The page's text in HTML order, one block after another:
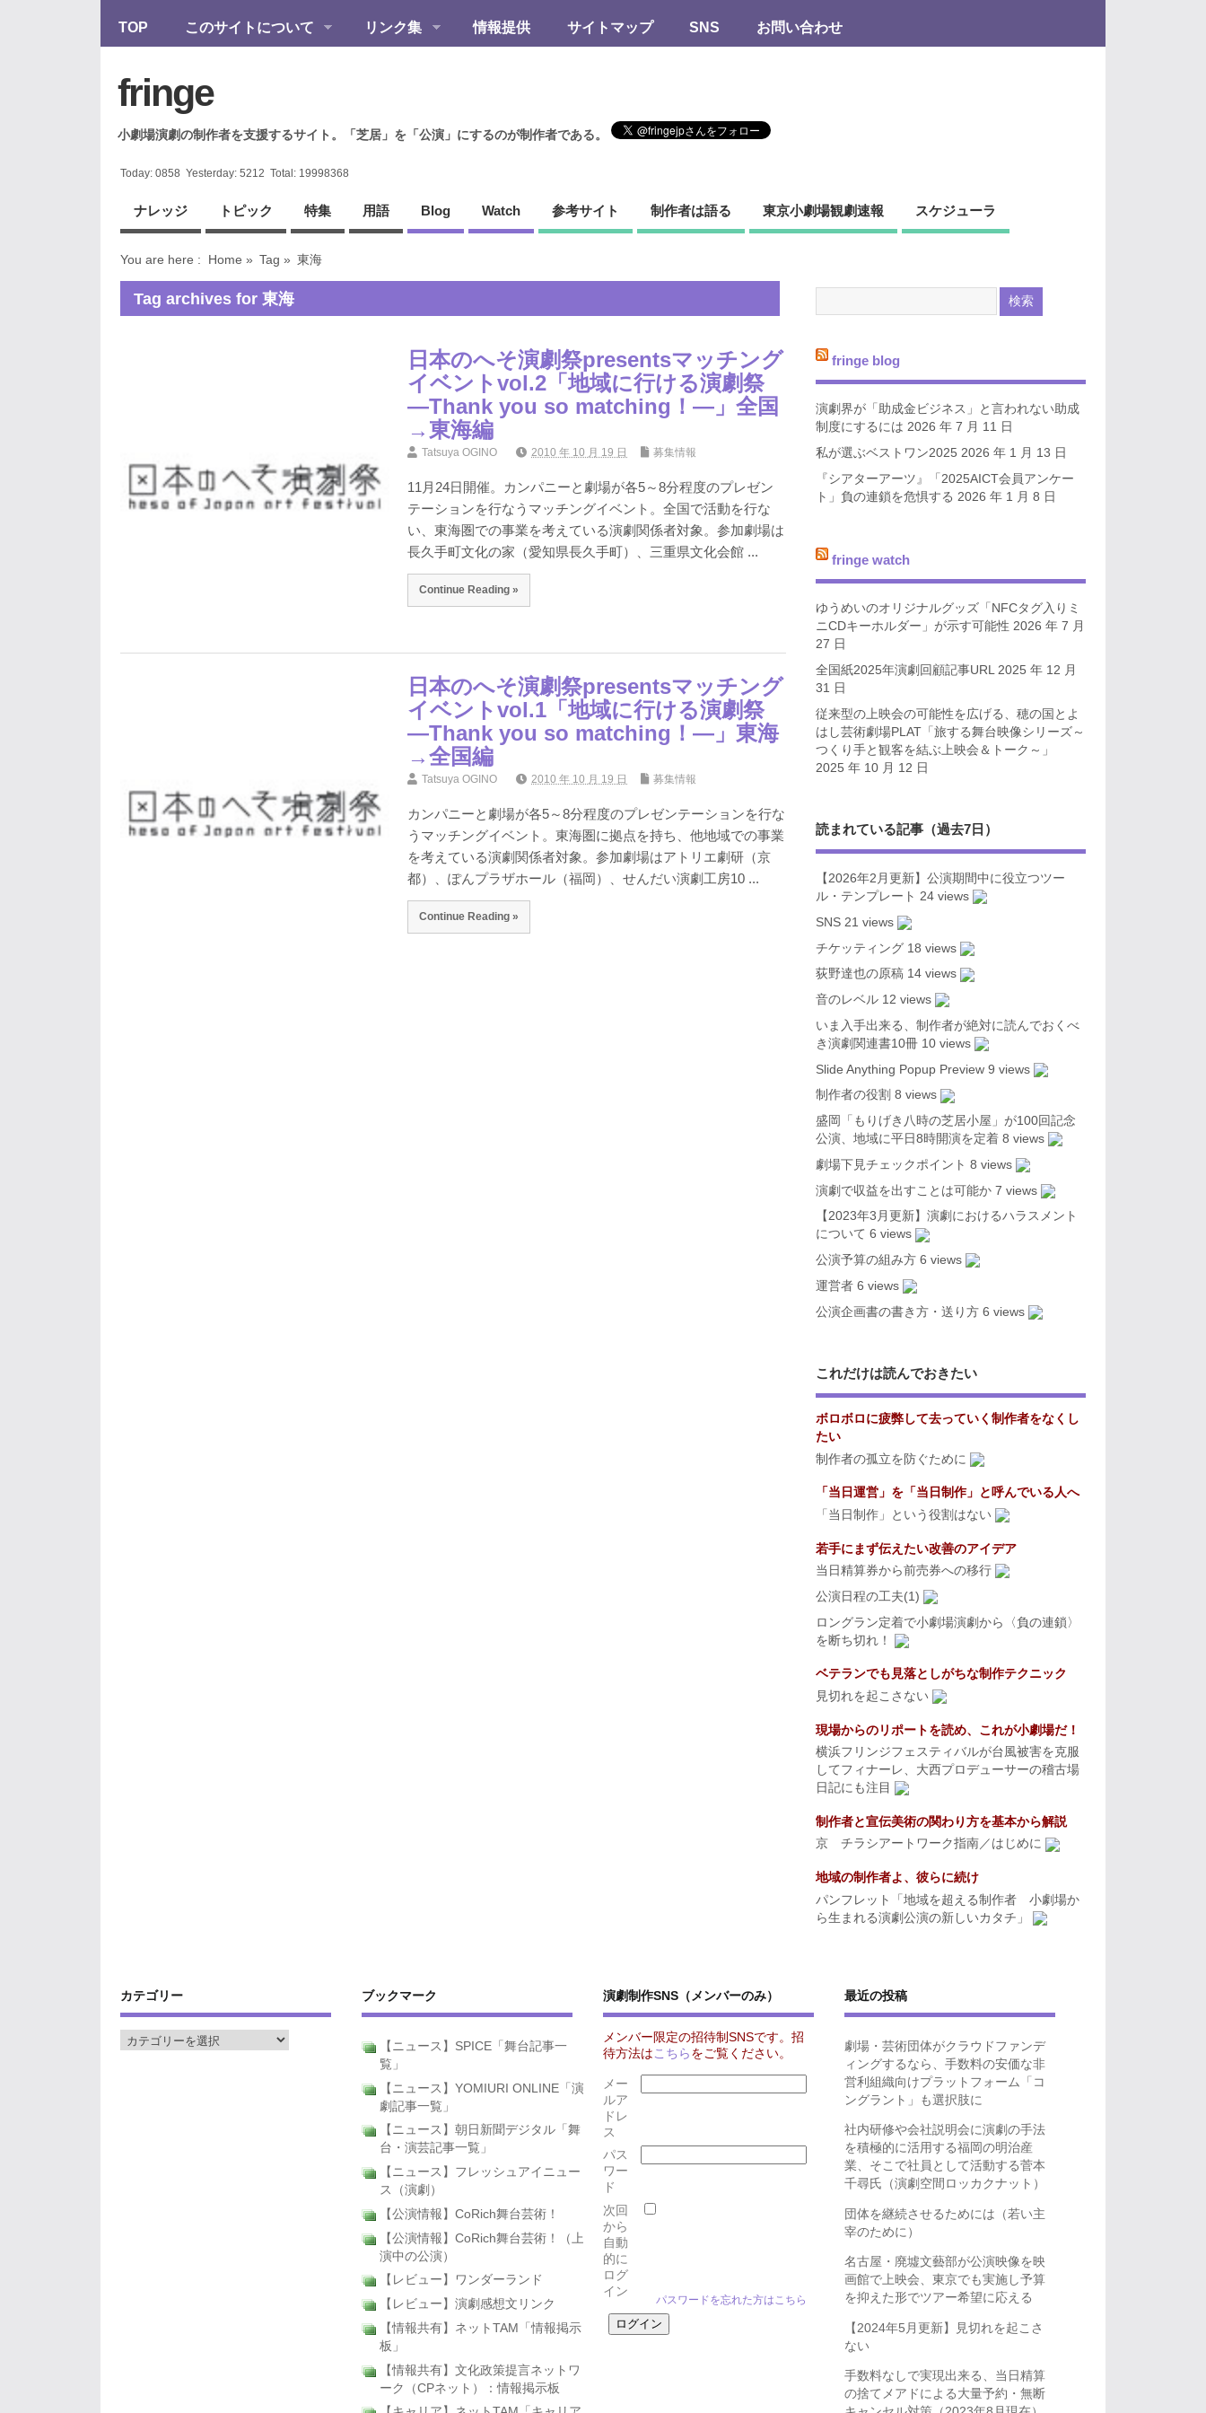
TOP このサイトについて リンク集 情報提供 サイトマップ SNS お問い合わせ
fringe
小劇場演劇の制作者を支援するサイト。「芝居」を「公演」にするのが制作者である。
Today:0858 Yesterday:5212 Total: 19998368
ナレッジ トピック 特集 用語 Blog Watch 参考サイト 制作者は語る 東京小劇場観劇速報 スケジューラ
You are here : Home » Tag » 東海
Tag archives for 東海
日本のへそ演劇祭presentsマッチング
イベントvol.2「地域に行ける演劇祭
―Thank you so matching！―」全国
→東海編
Tatsuya OGINO 2010 年 10 月 19 日 募集情報
11月24日開催。カンパニーと劇場が各5～8分程度のプレゼン
テーションを行なうマッチングイベント。全国で活動を行な
い、東海圏での事業を考えている演劇関係者対象。参加劇場は
長久手町文化の家（愛知県長久手町）、三重県文化会館 ...
Continue Reading »
日本のへそ演劇祭presentsマッチング
イベントvol.1「地域に行ける演劇祭
―Thank you so matching！―」東海
→全国編
Tatsuya OGINO 2010 年 10 月 19 日 募集情報
カンパニーと劇場が各5～8分程度のプレゼンテーションを行な
うマッチングイベント。東海圏に拠点を持ち、他地域での事業
を考えている演劇関係者対象。参加劇場はアトリエ劇研（京
都）、ぽんプラザホール（福岡）、せんだい演劇工房10 ...
Continue Reading »
fringe blog
演劇界が「助成金ビジネス」と言われない助成
制度にするには 2026 年 7 月 11 日
私が選ぶベストワン2025 2026 年 1 月 13 日
『シアターアーツ』「2025AICT会員アンケー
ト」負の連鎖を危惧する 2026 年 1 月 8 日
fringe watch
ゆうめいのオリジナルグッズ「NFCタグ入りミ
ニCDキーホルダー」が示す可能性 2026 年 7 月
27 日
全国紙2025年演劇回顧記事URL 2025 年 12 月
31 日
従来型の上映会の可能性を広げる、穂の国とよ
はし芸術劇場PLAT「旅する舞台映像シリーズ～
つくり手と観客を結ぶ上映会＆トーク～」
2025 年 10 月 12 日
読まれている記事（過去7日）
【2026年2月更新】公演期間中に役立つツー
ル・テンプレート 24 views
SNS 21 views
チケッティング 18 views
荻野達也の原稿 14 views
音のレベル 12 views
いま入手出来る、制作者が絶対に読んでおくべ
き演劇関連書10冊 10 views
Slide Anything Popup Preview 9 views
制作者の役割 8 views
盛岡「もりげき八時の芝居小屋」が100回記念
公演、地域に平日8時開演を定着 8 views
劇場下見チェックポイント 8 views
演劇で収益を出すことは可能か 7 views
【2023年3月更新】演劇におけるハラスメント
について 6 views
公演予算の組み方 6 views
運営者 6 views
公演企画書の書き方・送り方 6 views
これだけは読んでおきたい
ボロボロに疲弊して去っていく制作者をなくし
たい
制作者の孤立を防ぐために
「当日運営」を「当日制作」と呼んでいる人へ
「当日制作」という役割はない
若手にまず伝えたい改善のアイデア
当日精算券から前売券への移行
公演日程の工夫(1)
ロングラン定着で小劇場演劇から〈負の連鎖〉
を断ち切れ！
ベテランでも見落としがちな制作テクニック
見切れを起こさない
現場からのリポートを読め、これが小劇場だ！
横浜フリンジフェスティバルが台風被害を克服
してフィナーレ、大西プロデューサーの稽古場
日記にも注目
制作者と宣伝美術の関わり方を基本から解説
京 チラシアートワーク指南／はじめに
地域の制作者よ、彼らに続け
パンフレット「地域を超える制作者 小劇場か
ら生まれる演劇公演の新しいカタチ」
カテゴリー ブックマーク
【ニュース】SPICE「舞台記事一
覧」
【ニュース】YOMIURI ONLINE「演
劇記事一覧」
【ニュース】朝日新聞デジタル「舞
台・演芸記事一覧」
【ニュース】フレッシュアイニュー
ス（演劇）
【公演情報】CoRich舞台芸術！
【公演情報】CoRich舞台芸術！（上
演中の公演）
【レビュー】ワンダーランド
【レビュー】演劇感想文リンク
【情報共有】ネットTAM「情報掲示
板」
【情報共有】文化政策提言ネットワ
ーク（CPネット）：情報掲示板
演劇制作SNS（メンバーのみ）
メンバー限定の招待制SNSです。招
待方法は こちら をご覧ください。
メー
ルア
ドレ
ス
パス
ワー
ド
次回
から
自動
的に
ログ
イン
パスワードを忘れた方はこちら
最近の投稿
劇場・芸術団体がクラウドファンデ
ィングするなら、手数料の安価な非
営利組織向けプラットフォーム「コ
ングラント」も選択肢に
社内研修や会社説明会に演劇の手法
を積極的に活用する福岡の明治産
業、そこで社員として活動する菅本
千尋氏（演劇空間ロッカクナット）
団体を継続させるためには（若い主
宰のために）
名古屋・廃墟文藝部が公演映像を映
画館で上映会、東京でも実施し予算
を抑えた形でツアー希望に応える
【2024年5月更新】見切れを起こさ
ない
手数料なしで実現出来る、当日精算
の捨てメアドによる大量予約・無断